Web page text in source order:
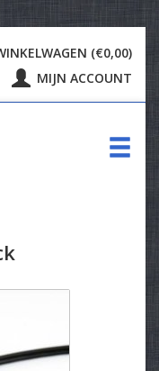
(€0,00)
MIJN ACCOUNT